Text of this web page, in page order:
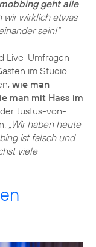
geht alle
wirklich etwas
sein!“
Live-Umfragen
im Studio
wie man
man mit Hass im
Justus-von-
„Wir haben heute
ist falsch und
viele